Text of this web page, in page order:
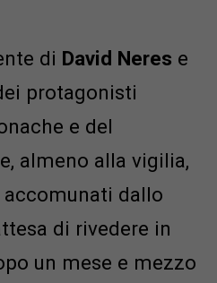
di David Neres e
protagonisti
e del
almeno alla vigilia,
accomunati dallo
di rivedere in
un mese e mezzo